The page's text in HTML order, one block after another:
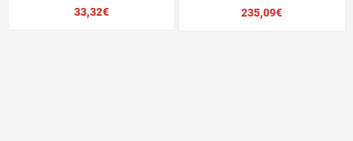
33,32€Preis
235,09€Preis